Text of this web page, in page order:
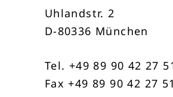
Uhlandstr. 2
D-80336 München
Tel. +49 89 90 42 27
Fax +49 89 90 42 27